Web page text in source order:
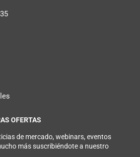
OFERTAS
de mercado, webinars, eventos
más suscribiéndote a nuestro